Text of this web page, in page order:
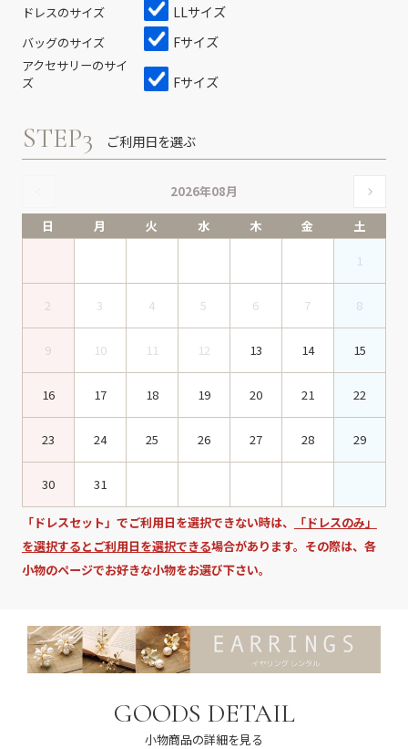
ドレスのサイズ LLサイズ
バッグのサイズ Fサイズ
アクセサリーのサイ
ズ
Fサイズ
STEP3 ご利用日を選ぶ
2026年08月
日
月 火 水 木 金
土
1
2 3 4 5 6 7 8
9 10 11 12 13 14 15
16 17 18 19 20 21 22
23 24 25 26 27 28 29
30 31
「ドレスセット」でご利用日を選択できない時は、
「ドレスのみ」
を選択するとご利用日を選択できる場合があります。その際は、各
小物のページでお好きな小物をお選び下さい。
GOODS DETAIL
小物商品の詳細を見る